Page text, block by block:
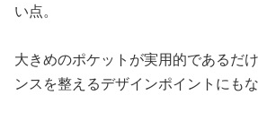
い点。
大きめのポケットが実用的であるだ
ンスを整えるデザインポイントにもな